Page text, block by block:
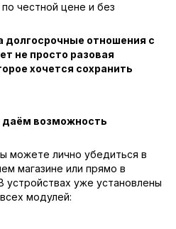
честной цене и без
отношения с
не просто разовая
хочется сохранить
даём возможность
можете лично убедиться в
магазине или прямо в
уже установлены
модулей: